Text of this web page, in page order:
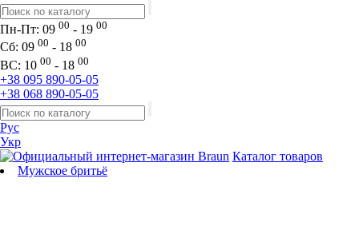
Пн-Пт: 09 00 - 19 00
Сб: 09 00 - 18 00
ВС: 10 00 - 18 00
+38 095 890-05-05
+38 068 890-05-05
Рус
Укр
Каталог товаров
Мужское бритьё